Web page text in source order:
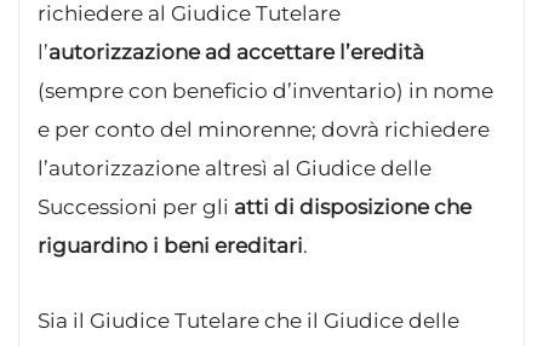
richiedere al Giudice Tutelare
l’autorizzazione ad accettare l’eredità
(sempre con beneficio d’inventario) in nome
e per conto del minorenne; dovrà richiedere
l’autorizzazione altresì al Giudice delle
Successioni per gli atti di disposizione che
riguardino i beni ereditari.
Sia il Giudice Tutelare che il Giudice delle